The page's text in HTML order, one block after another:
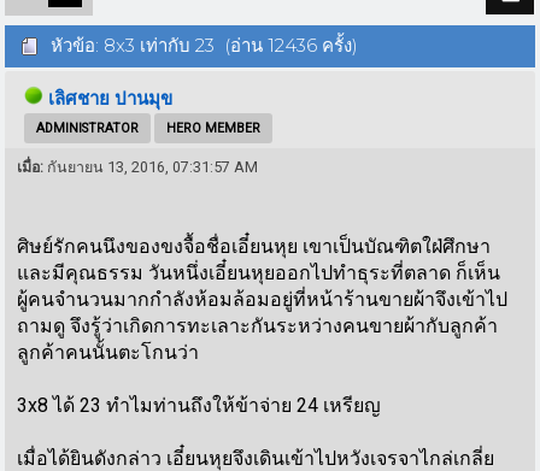
หัวข้อ: 8x3 เท่ากับ 23 (อ่าน 12436 ครั้ง)
เลิศชาย ปานมุข
ADMINISTRATOR HERO MEMBER
เมื่อ: กันยายน 13, 2016, 07:31:57 AM
ศิษย์รักคนนึงของขงจื้อชื่อเอี๋ยนหุย เขาเป็นบัณฑิตใฝ่ศึกษา
และมีคุณธรรม วันหนึ่งเอี๋ยนหุยออกไปทำธุระที่ตลาด ก็เห็น
ผู้คนจำนวนมากกำลังห้อมล้อมอยู่ที่หน้าร้านขายผ้าจึงเข้าไป
ถามดู จึงรู้ว่าเกิดการทะเลาะกันระหว่างคนขายผ้ากับลูกค้า
ลูกค้าคนนั้นตะโกนว่า
3x8 ได้ 23 ทำไมท่านถึงให้ข้าจ่าย 24 เหรียญ
เมื่อได้ยินดังกล่าว เอี๋ยนหุยจึงเดินเข้าไปหวังเจรจาไกล่เกลี่ย